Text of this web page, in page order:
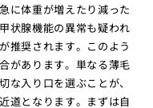
に体重が増えたり減った
状腺機能の異常も疑われ
推奨されます。このよう
があります。単なる薄毛
な入り口を選ぶことが、
道となります。まずは自